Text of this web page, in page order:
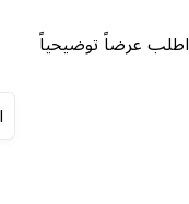
اطلب عرضاً توضيحياً